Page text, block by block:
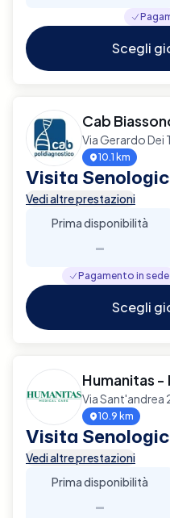
Scegli
Cab
Via Gerardo
10.1 km
Visita
Vedi altre prestazioni
Prima disponibilità
-
Pagamento in sede
Scegli
Humanitas -
Via
10.9 km
Visita
Vedi altre prestazioni
Prima disponibilità
-